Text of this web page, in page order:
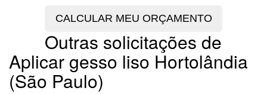
Outras solicitações de
Aplicar gesso liso Hortolândia
(São Paulo)